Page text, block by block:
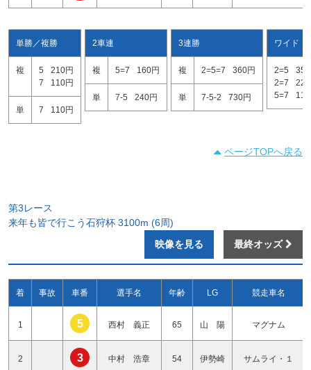
単勝／複勝
複 5
210円
7
110円
単 7 110円
2車連
複 5=7 160円
単 7-5 240円
3連勝
複 2=5=7 360円
単 7-5-2 730円
ワイド
2=5
2=7
5=7
ページTOPへ戻る
第3レース
来年も皆で行こう石狩杯 3100m (6周)
映像を見る
最終オッズ
着 事故 車番 選手名 年齢 LG 競走車名
1 5 西村 義正 65 山 陽 マグナム
2 3 中村 浩章 54 伊勢崎 サムライ・１